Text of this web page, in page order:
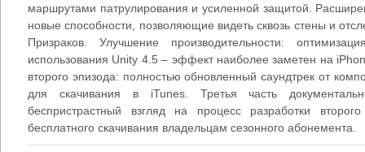
маршрутами патрулирования и усиленной защитой.
новые способности, позволяющие видеть сквозь стены и
Призраков. Улучшение производительности:
использования Unity 4.5 – эффект наиболее заметен на
второго эпизода: полностью обновленный саундтрек от
для скачивания в iTunes. Третья часть
беспристрастный взгляд на процесс разработки
бесплатного скачивания владельцам сезонного абонемента.